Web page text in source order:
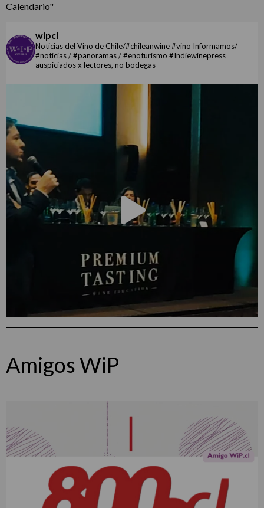
Calendario"
wipcl
Noticias del Vino de Chile/#chileanwine #vino Informamos/
#noticias / #panoramas / #enoturismo #Indiewinepress
auspiciados x lectores, no bodegas
Amigos WiP